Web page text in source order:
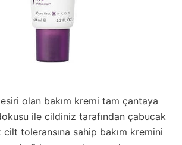
olan bakım kremi tam çantaya
ile cildiniz tarafından çabucak
toleransına sahip bakım kremini